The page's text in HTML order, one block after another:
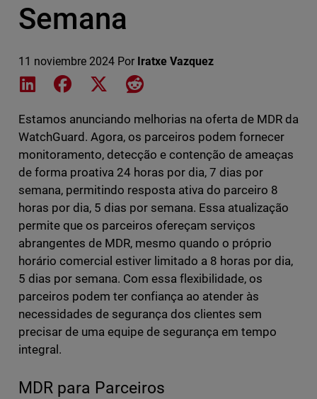
Semana
11 noviembre 2024 Por Iratxe Vazquez
Share on LinkedIn
Share on Facebook
Share on XShare on Reddit
Estamos anunciando melhorias na oferta de MDR da
WatchGuard. Agora, os parceiros podem fornecer
monitoramento, detecção e contenção de ameaças
de forma proativa 24 horas por dia, 7 dias por
semana, permitindo resposta ativa do parceiro 8
horas por dia, 5 dias por semana. Essa atualização
permite que os parceiros ofereçam serviços
abrangentes de MDR, mesmo quando o próprio
horário comercial estiver limitado a 8 horas por dia,
5 dias por semana. Com essa flexibilidade, os
parceiros podem ter confiança ao atender às
necessidades de segurança dos clientes sem
precisar de uma equipe de segurança em tempo
integral.
MDR para Parceiros